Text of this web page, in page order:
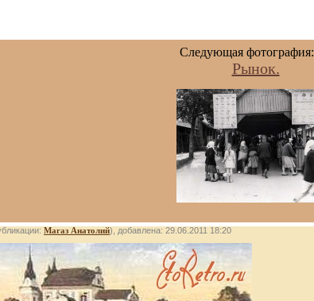
Следующая фотография:
Рынок.
Магаз Анатолий), добавлена: 29.06.2011 18:20